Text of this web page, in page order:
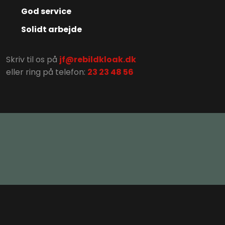
God service
Solidt arbejde
Skriv til os på jf@rebildkloak.dk
eller ring på telefon: ​ 23 23 48 56